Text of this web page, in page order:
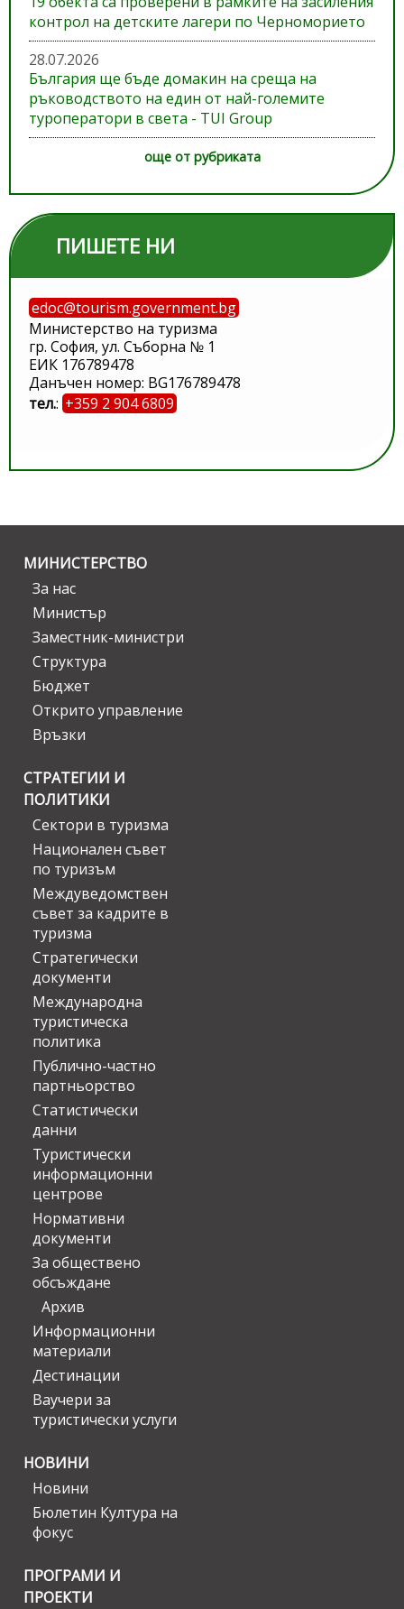
контрол на детските лагери по Черноморието
28.07.2026
България ще бъде домакин на среща на
ръководството на един от най-големите
туроператори в света - TUI Group
още от рубриката
ПИШЕТЕ НИ
edoc@tourism.government.bg
Министерство на туризма
гр. София, ул. Съборна № 1
ЕИК 176789478
Данъчен номер: BG176789478
тел.: +359 2 904 6809
МИНИСТЕРСТВО
За нас
Министър
Заместник-министри
Структура
Бюджет
Открито управление
Връзки
СТРАТЕГИИ И
ПОЛИТИКИ
Сектори в туризма
Национален съвет
по туризъм
Междуведомствен
съвет за кадрите в
туризма
Стратегически
документи
Международна
туристическа
политика
Публично-частно
партньорство
Статистически
данни
Туристически
информационни
центрове
Нормативни
документи
За обществено
обсъждане
Архив
Информационни
материали
Дестинации
Ваучери за
туристически услуги
НОВИНИ
Новини
Бюлетин Култура на
фокус
ПРОГРАМИ И
ПРОЕКТИ